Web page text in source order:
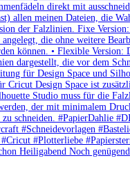
Heiligabend Noch genügend